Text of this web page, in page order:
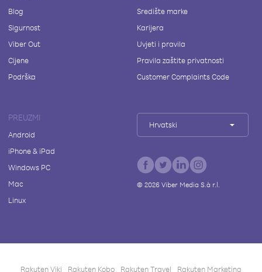
Blog
Sigurnost
Viber Out
Cijene
Podrška
Središte marke
Karijera
Uvjeti i pravila
Pravila zaštite privatnosti
Customer Complaints Code
PREUZMI
Android
iPhone & iPad
Windows PC
Mac
Linux
Hrvatski
© 2026Viber Media S.à r.l.
Rakuten Viki Rakuten Kobo Rakuten Travel Rakuten Marketing